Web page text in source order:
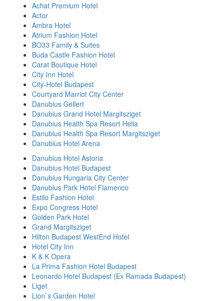
Achat Premium Hotel
Actor
Ambra Hotel
Atrium Fashion Hotel
BO33 Family & Suites
Buda Castle Fashion Hotel
Carat Boutique Hotel
City Inn Hotel
City-Hotel Budapest
Courtyard Marriot City Center
Danubius Gellert
Danubius Grand Hotel Margitsziget
Danubius Health Spa Resort Helia
Danubius Health Spa Resort Margitsziget
Danubius Hotel Arena
Danubius Hotel Astoria
Danubius Hotel Budapest
Danubius Hungaria City Center
Danubius Park Hotel Flamenco
Estilo Fashion Hotel
Expo Congress Hotel
Golden Park Hotel
Grand Margitsziget
Hilton Budapest WestEnd Hotel
Hotel City Inn
K & K Opera
La Prima Fashion Hotel Budapest
Leonardo Hotel Budapest (Ex Ramada Budapest)
Liget
Lion`s Garden Hotel